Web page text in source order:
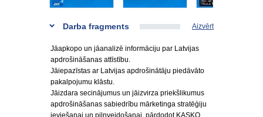
Darba fragments Aizvērt
Jāapkopo un jāanalizē informāciju par Latvijas
apdrošināšanas attīstību.
Jāiepazīstas ar Latvijas apdrošinātāju piedāvāto
pakalpojumu klāstu.
Jāizdara secinājumus un jāizvirza priekšlikumus
apdrošināšanas sabiedrību mārketinga stratēģiju
ieviešanai un pilnveidošanai, pārdodot KASKO